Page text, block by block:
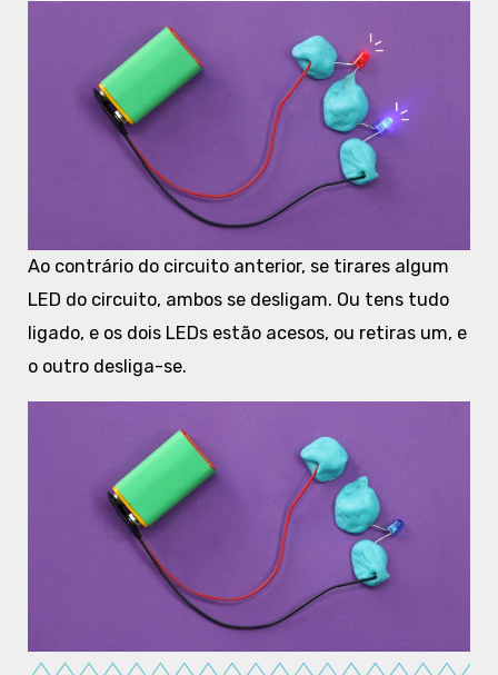
Ao contrário do circuito anterior, se tirares algum
LED do circuito, ambos se desligam. Ou tens tudo
ligado, e os dois LEDs estão acesos, ou retiras um, e
o outro desliga-se.